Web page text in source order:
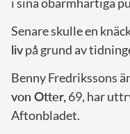
Senare skulle en
livpå grund av
Benny Fredrikssons
von Otter, 69, har
Aftonbladet.